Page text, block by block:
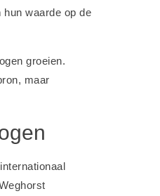
waarde op de
groeien.
maar